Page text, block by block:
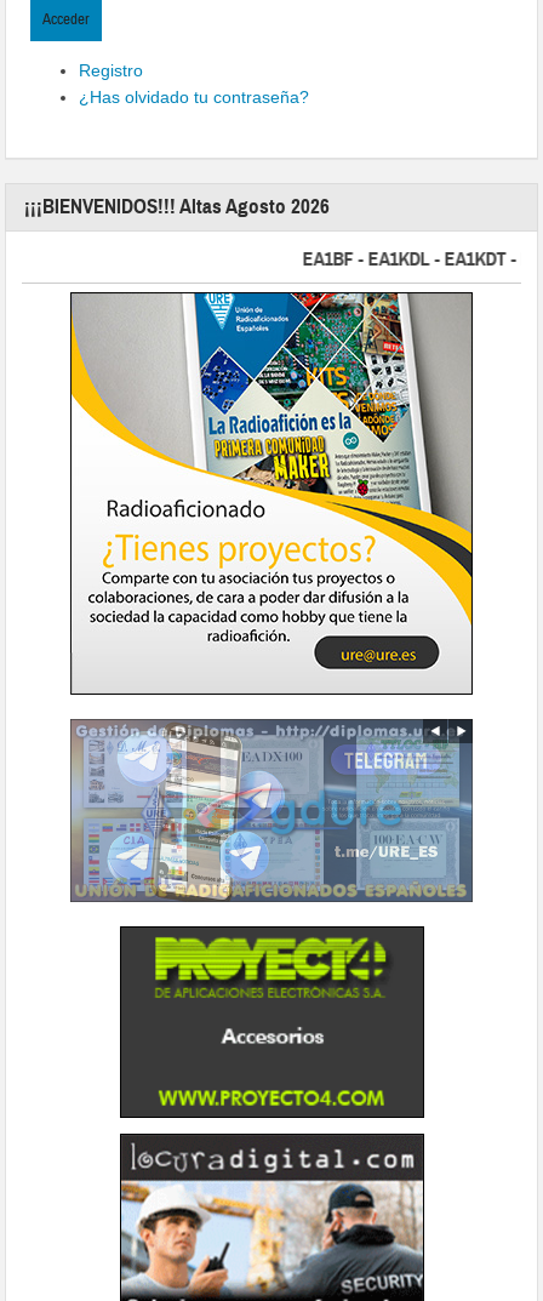
Acceder
Registro
¿Has olvidado tu contraseña?
¡¡¡BIENVENIDOS!!! Altas Agosto 2026
EA1BF - EA1KDL - EA1KDT -